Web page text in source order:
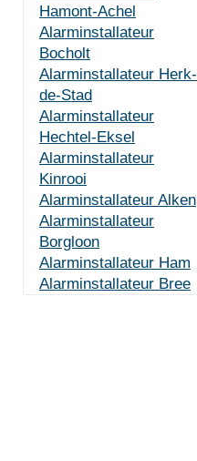
Hamont-Achel
Alarminstallateur
Bocholt
Alarminstallateur Herk-
de-Stad
Alarminstallateur
Hechtel-Eksel
Alarminstallateur
Kinrooi
Alarminstallateur Alken
Alarminstallateur
Borgloon
Alarminstallateur Ham
Alarminstallateur Bree